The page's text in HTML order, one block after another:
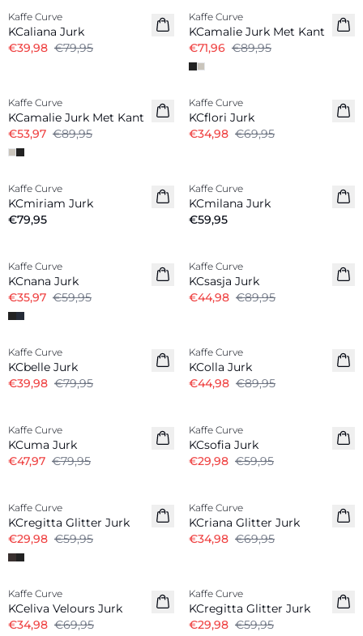
Kaffe Curve
KCaliana Jurk
€39,98 €79,95
Kaffe Curve
KCamalie Jurk Met Kant
€71,96 €89,95
Kaffe Curve
KCamalie Jurk Met Kant
€53,97 €89,95
-50%
Kaffe Curve
KCflori Jurk
€34,98 €69,95
Nieuw
Kaffe Curve
KCmiriam Jurk
€79,95
Kaffe Curve
KCmilana Jurk
€59,95
Kaffe Curve
KCnana Jurk
€35,97 €59,95
Kaffe Curve
KCsasja Jurk
€44,98 €89,95
-50%
Kaffe Curve
KCbelle Jurk
€39,98 €79,95
Kaffe Curve
KColla Jurk
€44,98 €89,95
Kaffe Curve
KCuma Jurk
€47,97 €79,95
Kaffe Curve
KCsofia Jurk
€29,98 €59,95
Kaffe Curve
KCregitta Glitter Jurk
€29,98 €59,95
Kaffe Curve
KCriana Glitter Jurk
€34,98 €69,95
-50%
Kaffe Curve
KCeliva Velours Jurk
€34,98 €69,95
Kaffe Curve
KCregitta Glitter Jurk
€29,98 €59,95